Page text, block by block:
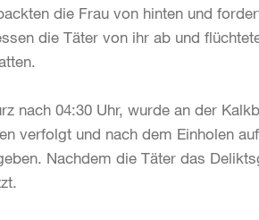
die Frau von hinten und
die Täter von ihr ab und
nach 04:30 Uhr, wurde an der
verfolgt und nach dem Einholen
Nachdem die Täter das